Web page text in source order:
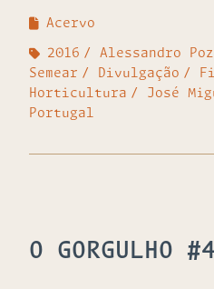
Acervo
2016 Alessandro
Semear
Divulgação
Horticultura
José
Portugal
O GORGULHO